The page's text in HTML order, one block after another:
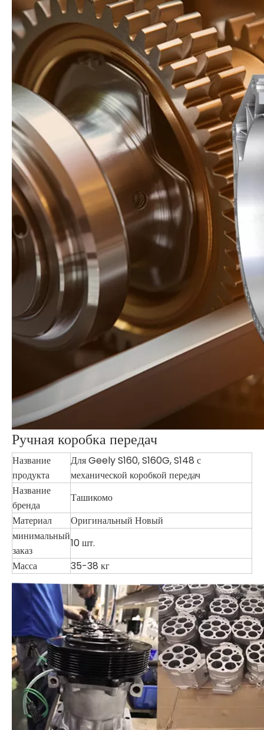
Ручная коробка передач
Название
продукта
Для Geely S160, S160G, S148 с
механической коробкой передач
Название
бренда
Ташикомо
Материал
Оригинальный Новый
минимальный
заказ
10 шт.
Масса
35-38 кг